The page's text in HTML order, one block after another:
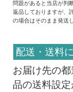
問題があると当店が判
返品しておりますが、
の場合はそのまま発送
配送・送料
お届け先の
品の送料設